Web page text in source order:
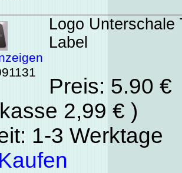
Logo Unterschale
Label
Preis: 5.90
2,99 € )
1-3 Werktage